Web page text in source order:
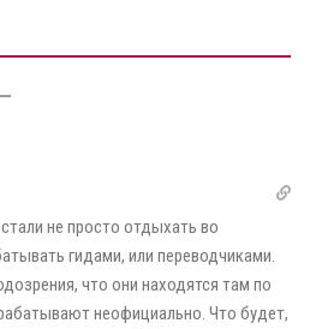
не просто отдыхать во
гидами, или переводчиками.
что они находятся там по
неофициально. Что будет,